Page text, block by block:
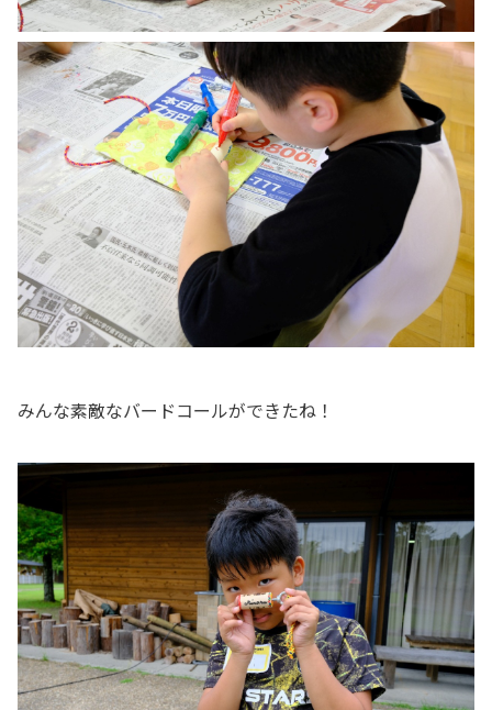
みんな素敵なバードコールができたね！